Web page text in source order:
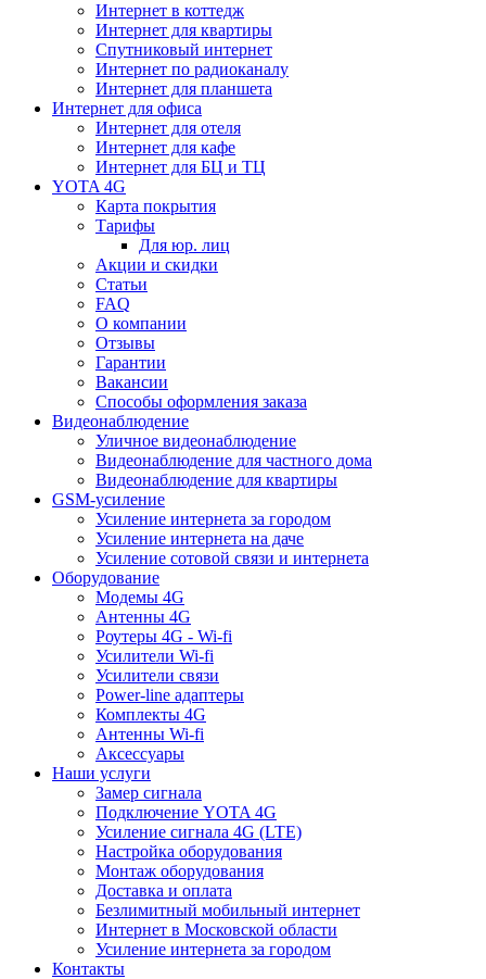
Интернет в коттедж
Интернет для квартиры
Спутниковый интернет
Интернет по радиоканалу
Интернет для планшета
Интернет для офиса
Интернет для отеля
Интернет для кафе
Интернет для БЦ и ТЦ
YOTA 4G
Карта покрытия
Тарифы
Для юр. лиц
Акции и скидки
Статьи
FAQ
О компании
Отзывы
Гарантии
Вакансии
Способы оформления заказа
Видеонаблюдение
Уличное видеонаблюдение
Видеонаблюдение для частного дома
Видеонаблюдение для квартиры
GSM-усиление
Усиление интернета за городом
Усиление интернета на даче
Усиление сотовой связи и интернета
Оборудование
Модемы 4G
Антенны 4G
Роутеры 4G - Wi-fi
Усилители Wi-fi
Усилители связи
Power-line адаптеры
Комплекты 4G
Антенны Wi-fi
Аксессуары
Наши услуги
Замер сигнала
Подключение YOTA 4G
Усиление сигнала 4G (LTE)
Настройка оборудования
Монтаж оборудования
Доставка и оплата
Безлимитный мобильный интернет
Интернет в Московской области
Усиление интернета за городом
Контакты